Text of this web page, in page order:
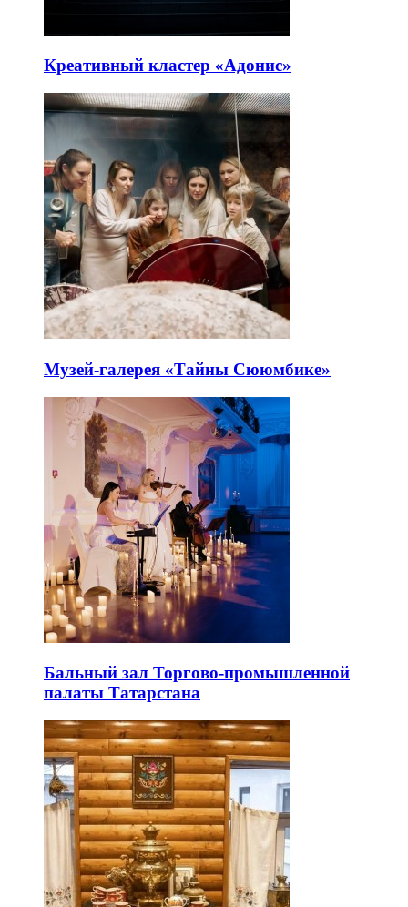
Креативный кластер «Адонис»
Музей-галерея «Тайны Сююмбике»
Бальный зал Торгово-промышленной
палаты Татарстана